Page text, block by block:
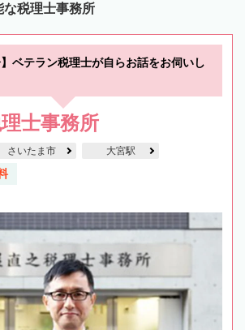
税理士事務所
】ベテラン税理士が自らお話をお伺いし
士事務所
さいたま市 大宮駅